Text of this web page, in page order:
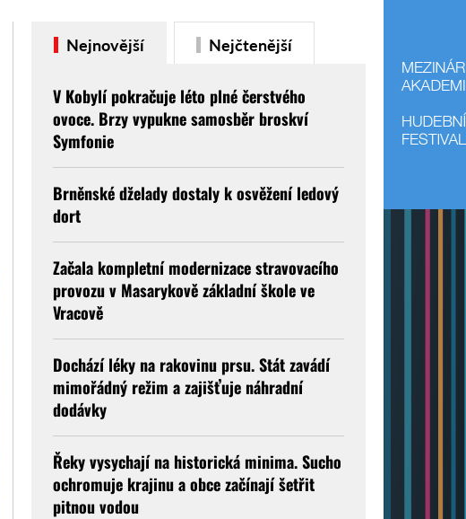
Nejnovější Nejčtenější
V Kobylí pokračuje léto plné čerstvého
ovoce. Brzy vypukne samosběr broskví
Symfonie
Brněnské dželady dostaly k osvěžení ledový
dort
Začala kompletní modernizace stravovacího
provozu v Masarykově základní škole ve
Vracově
Dochází léky na rakovinu prsu. Stát zavádí
mimořádný režim a zajišťuje náhradní
dodávky
Řeky vysychají na historická minima. Sucho
ochromuje krajinu a obce začínají šetřit
pitnou vodou